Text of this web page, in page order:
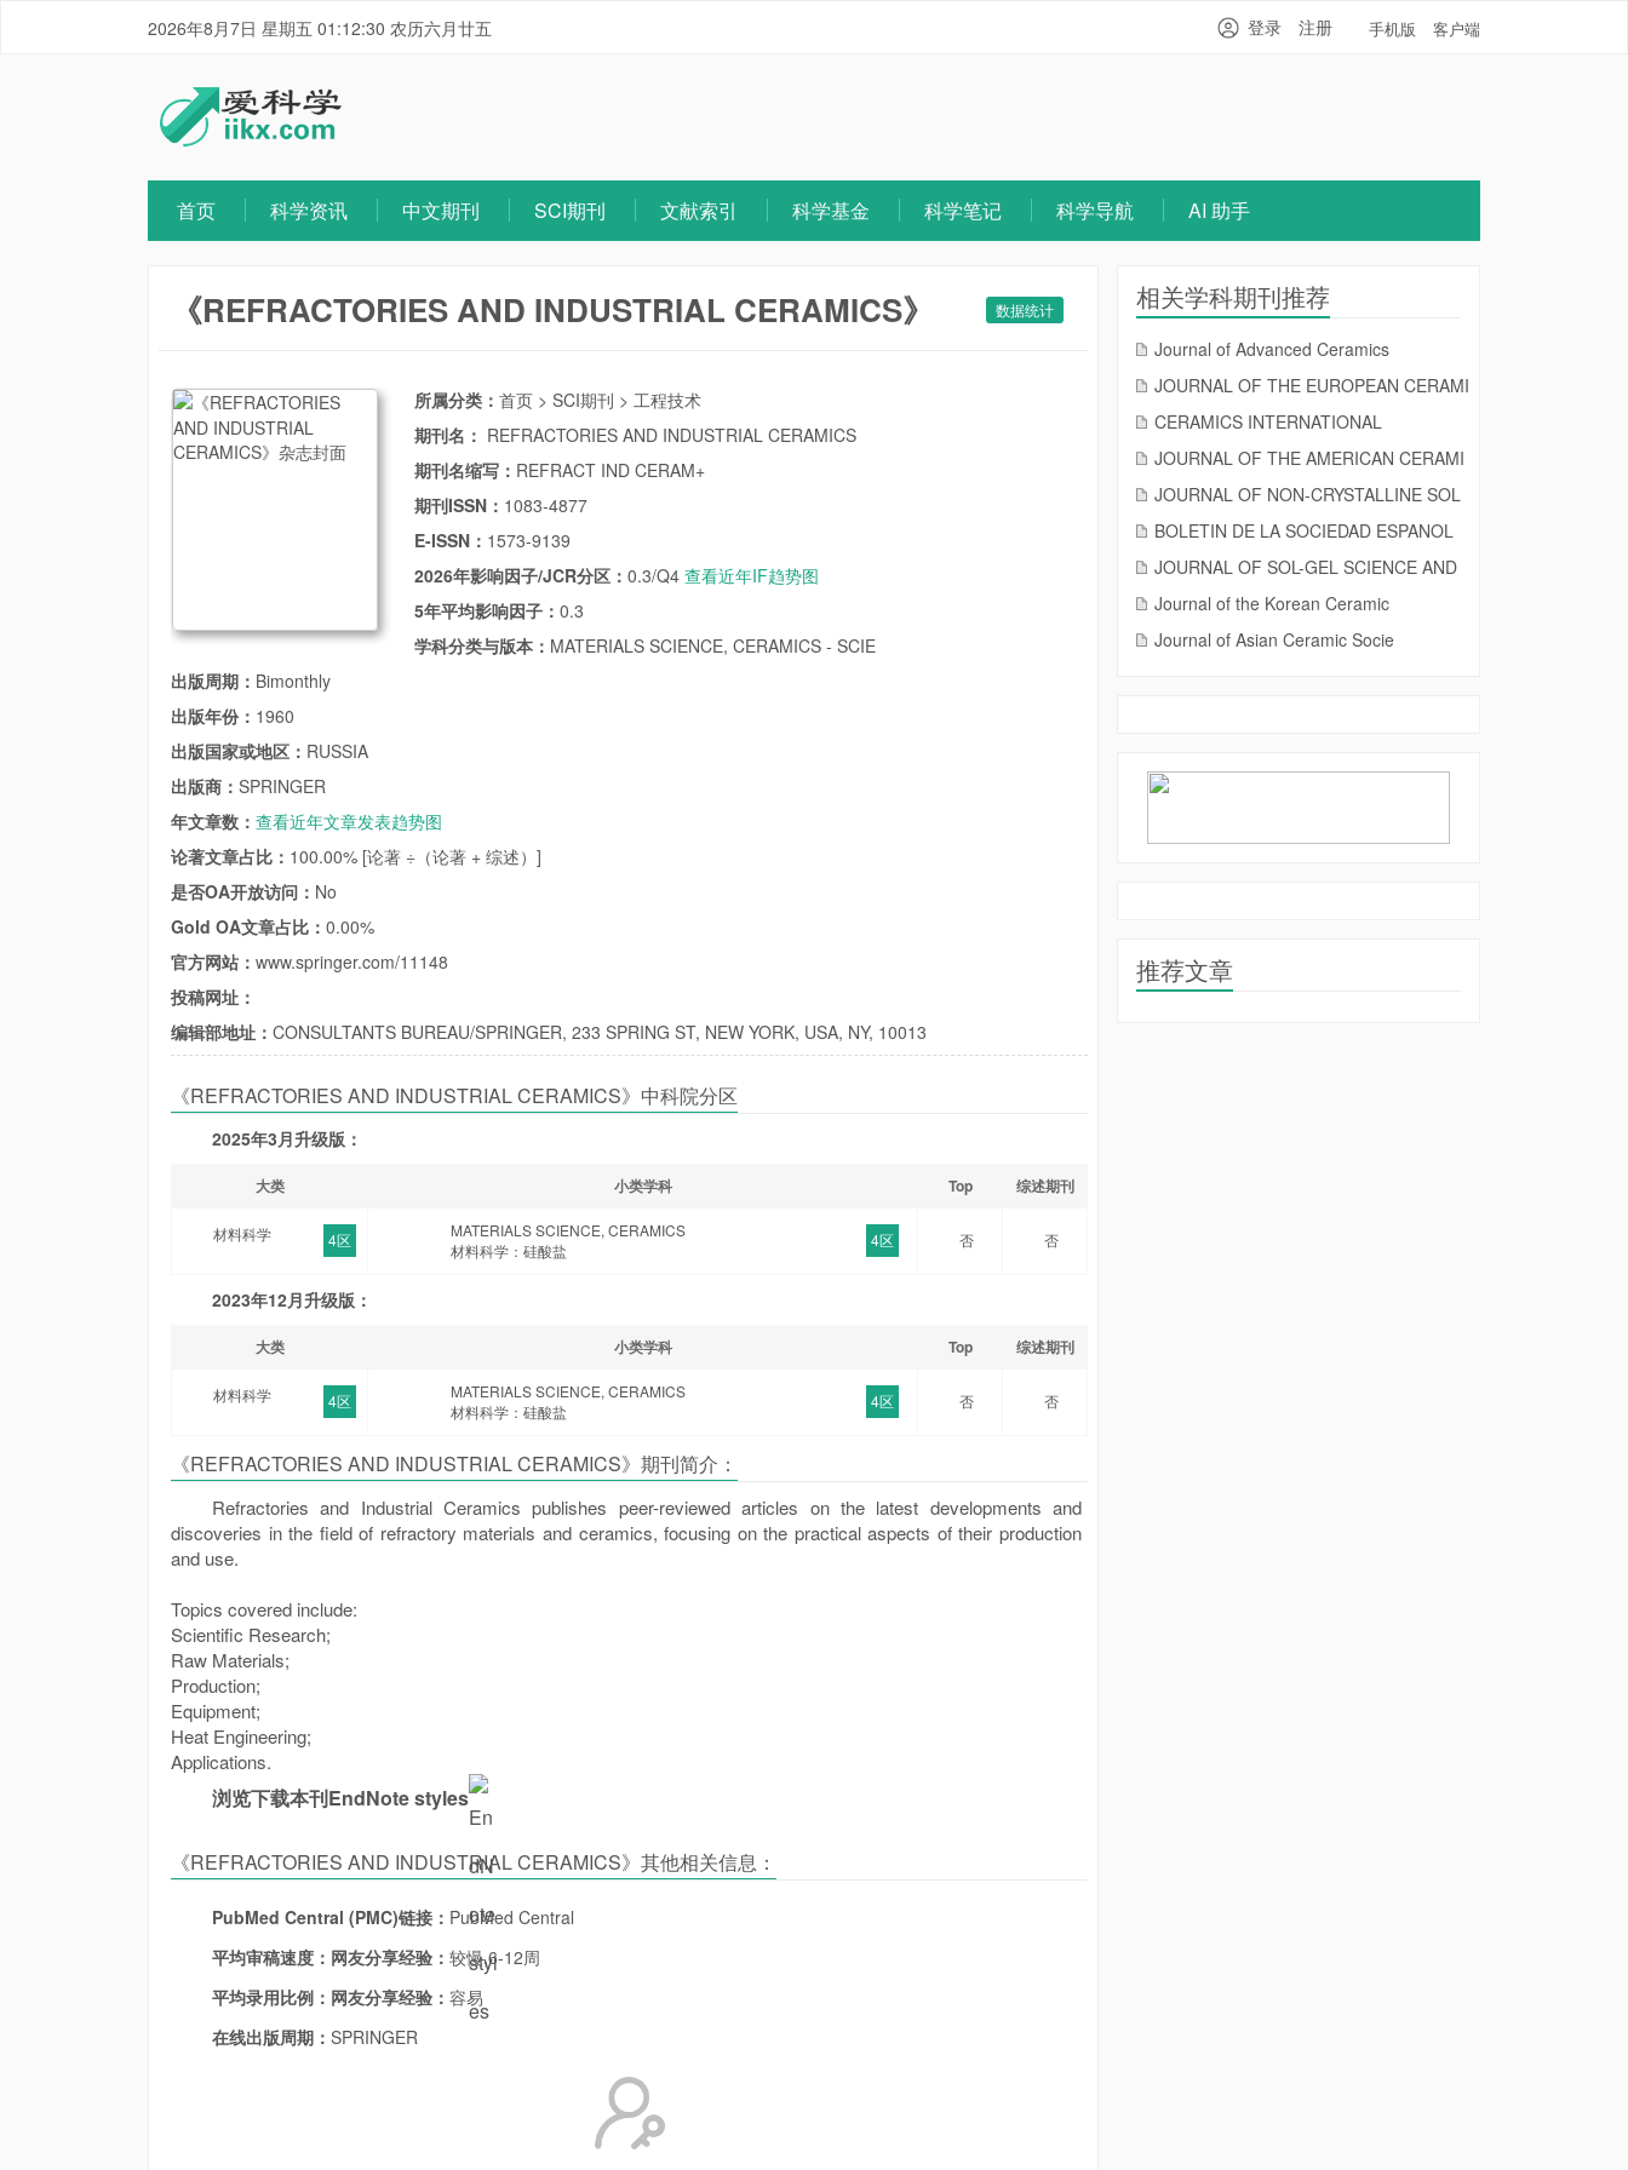
2026年8月7日 星期五 01:12:30 农历六月廿五 手机版 客户端
登录 注册
首页 科学资讯 中文期刊 SCI期刊 文献索引 科学基金 科学笔记 科学导航 AI 助手
《REFRACTORIES AND INDUSTRIAL CERAMICS》 数据统计
所属分类： 首页 > SCI期刊 > 工程技术
期刊名： REFRACTORIES AND INDUSTRIAL CERAMICS
期刊名缩写： REFRACT IND CERAM+
期刊ISSN： 1083-4877
E-ISSN： 1573-9139
2026年影响因子/JCR分区： 0.3/Q4 查看近年IF趋势图
5年平均影响因子： 0.3
学科分类与版本： MATERIALS SCIENCE, CERAMICS - SCIE
出版周期： Bimonthly
出版年份： 1960
出版国家或地区： RUSSIA
出版商： SPRINGER
年文章数： 查看近年文章发表趋势图
论著文章占比： 100.00% [论著 ÷（论著 + 综述）]
是否OA开放访问： No
Gold OA文章占比： 0.00%
官方网站： www.springer.com/11148
投稿网址：
编辑部地址： CONSULTANTS BUREAU/SPRINGER, 233 SPRING ST, NEW YORK, USA, NY, 10013
《REFRACTORIES AND INDUSTRIAL CERAMICS》中科院分区
2025年3月升级版：
大类 小类学科 Top 综述期刊
材料科学 4区
MATERIALS SCIENCE, CERAMICS
材料科学：硅酸盐
4区 否 否
2023年12月升级版：
大类 小类学科 Top 综述期刊
材料科学 4区
MATERIALS SCIENCE, CERAMICS
材料科学：硅酸盐
4区 否 否
《REFRACTORIES AND INDUSTRIAL CERAMICS》期刊简介：
Refractories and Industrial Ceramics publishes peer-reviewed articles on the latest developments and
discoveries in the field of refractory materials and ceramics, focusing on the practical aspects of their production
and use.
Topics covered include:
Scientific Research;
Raw Materials;
Production;
Equipment;
Heat Engineering;
Applications.
浏览下载本刊EndNote styles
《REFRACTORIES AND INDUSTRIAL CERAMICS》其他相关信息：
PubMed Central (PMC)链接： PubMed Central
平均审稿速度： 网友分享经验： 较慢,6-12周
平均录用比例： 网友分享经验： 容易
在线出版周期： SPRINGER
相关学科期刊推荐
Journal of Advanced Ceramics
JOURNAL OF THE EUROPEAN CERAMI
CERAMICS INTERNATIONAL
JOURNAL OF THE AMERICAN CERAMI
JOURNAL OF NON-CRYSTALLINE SOL
BOLETIN DE LA SOCIEDAD ESPANOL
JOURNAL OF SOL-GEL SCIENCE AND
Journal of the Korean Ceramic
Journal of Asian Ceramic Socie
推荐文章